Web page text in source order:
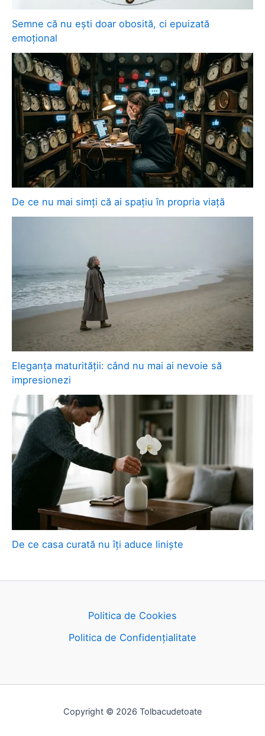
Semne că nu ești doar obosită, ci epuizată
emoțional
De ce nu mai simți că ai spațiu în propria viață
Eleganța maturității: când nu mai ai nevoie să
impresionezi
De ce casa curată nu îți aduce liniște
Politica de Cookies
Politica de Confidențialitate
Copyright © 2026 Tolbacudetoate